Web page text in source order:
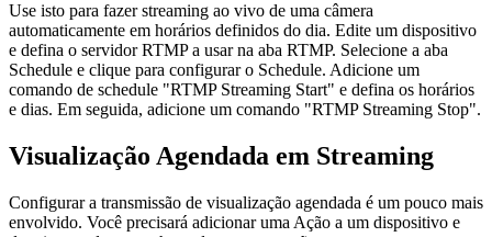
Use isto para fazer streaming ao vivo de uma câmera
automaticamente em horários definidos do dia. Edite um dispositivo
e defina o servidor RTMP a usar na aba RTMP. Selecione a aba
Schedule e clique para configurar o Schedule. Adicione um
comando de schedule "RTMP Streaming Start" e defina os horários
e dias. Em seguida, adicione um comando "RTMP Streaming Stop".
Visualização Agendada em Streaming
Configurar a transmissão de visualização agendada é um pouco mais
envolvido. Você precisará adicionar uma Ação a um dispositivo e